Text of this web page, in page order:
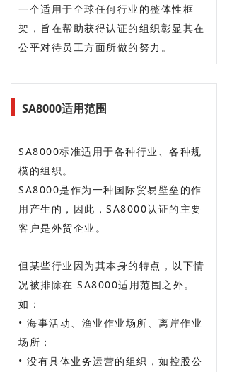
一个适用于全球任何行业的整体性框
架，旨在帮助获得认证的组织彰显其在
公平对待员工方面所做的努力。
SA8000适用范围
SA8000标准适用于各种行业、各种规
模的组织。
SA8000是作为一种国际贸易壁垒的作
用产生的，因此，SA8000认证的主要
客户是外贸企业。
但某些行业因为其本身的特点，以下情
况被排除在 SA8000适用范围之外。
如：
• 海事活动、渔业作业场所、离岸作业
场所；
• 没有具体业务运营的组织，如控股公